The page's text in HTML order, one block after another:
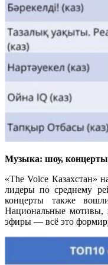
Музыка: шоу,
«The Voice
лидеры по среднему
концерты также
Национальные мотивы,
эфиры — всё это